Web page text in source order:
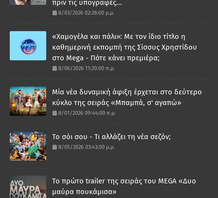
πριν τις υπογραφές...
8/03/2026 02:28:00 μ.μ.
«Χαμογέλα και πάλι»: Με τον ίδιο τίτλο η
καθημερινή εκπομπή της Σίσσυς Χρηστίδου
στο Mega - Πότε κάνει πρεμιέρα;
8/06/2026 11:20:00 π.μ.
Μία νέα δυναμική άφιξη έρχεται στο δεύτερο
κύκλο της σειράς «Μπαμπά, σ' αγαπώ»
8/01/2026 09:44:00 π.μ.
Το σόι σου - Τι αλλάζει τη νέα σεζόν;
8/05/2026 03:43:00 μ.μ.
Το πρώτο trailer της σειράς του MEGA «Δυο
μαύρα πουκάμισα»